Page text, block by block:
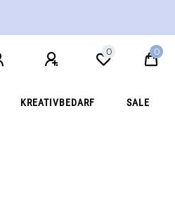
0 0
KREATIVBEDARF SALE